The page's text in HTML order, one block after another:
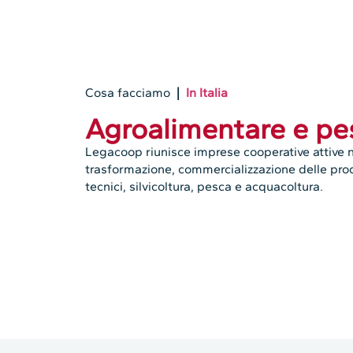
Cosa facciamo| In Italia
Agroalimentare e
Legacoop riunisce imprese cooperative attive
trasformazione, commercializzazione delle
tecnici, silvicoltura, pesca e acquacoltura.